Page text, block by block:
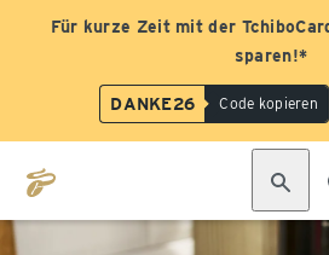
Für kurze Zeit mit der
sparen!*
DANKE26 Code kopieren